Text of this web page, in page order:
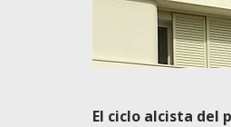
El ciclo alcista del